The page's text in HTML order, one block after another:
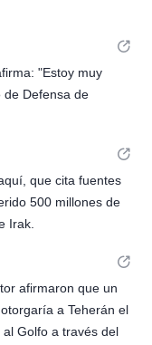
"Estoy muy
de Defensa de
que cita fuentes
500 millones de
Irak.
afirmaron que un
a Teherán el
Golfo a través del